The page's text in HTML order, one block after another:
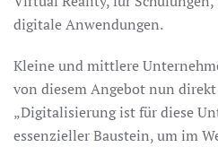
digitale Anwendungen.
Kleine und mittlere
von diesem Angebot nun
„Digitalisierung ist für diese
essenzieller Baustein, um im